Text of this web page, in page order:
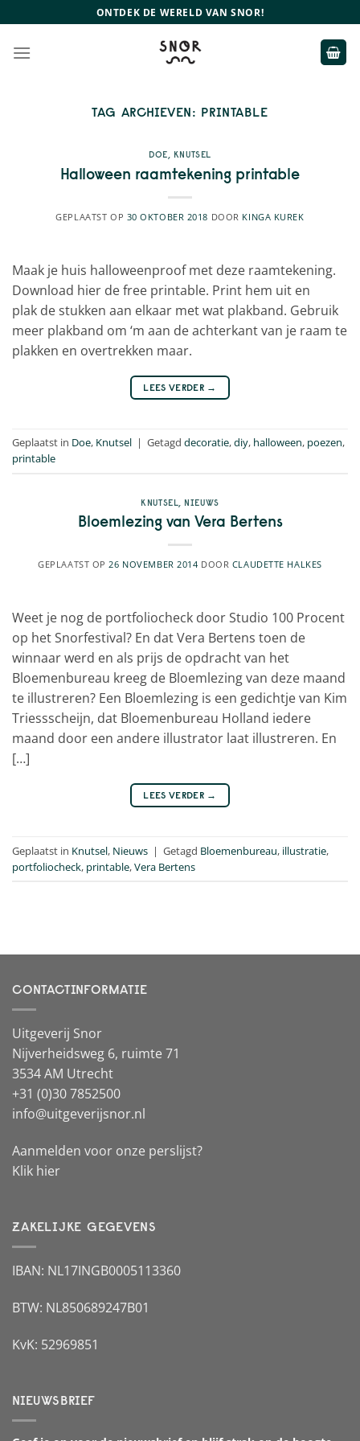
naar
inhoud
ONTDEK DE WERELD VAN SNOR!
TAG ARCHIEVEN: PRINTABLE
DOE, KNUTSEL
Halloween raamtekening printable
GEPLAATST OP 30 OKTOBER 2018 DOOR KINGA KUREK
Maak je huis halloweenproof met deze raamtekening.
Download hier de free printable. Print hem uit en
plak de stukken aan elkaar met wat plakband. Gebruik
meer plakband om ‘m aan de achterkant van je raam te
plakken en overtrekken maar.
LEES VERDER →
Geplaatst in Doe, Knutsel | Getagd decoratie,diy, halloween, poezen,
printable
KNUTSEL NIEUWS
Bloemlezing van Vera Bertens
GEPLAATST OP26 NOVEMBER 2014 DOOR CLAUDETTE HALKES
Weet je nog de portfoliocheck door Studio 100 Procent
op het Snorfestival? En dat Vera Bertens toen de
winnaar werd en als prijs de opdracht van het
Bloemenbureau kreeg de Bloemlezing van deze maand
te illustreren? Een Bloemlezing is een gedichtje van Kim
Triessscheijn, dat Bloemenbureau Holland iedere
maand door een andere illustrator laat illustreren. En
[…]
LEES VERDER →
Geplaatst in Knutsel, Nieuws | Getagd Bloemenbureau, illustratie,
portfoliocheck, printable,Vera Bertens
CONTACTINFORMATIE
Uitgeverij Snor
Nijverheidsweg 6, ruimte 71
3534 AM Utrecht
+31 (0)30 7852500
info@uitgeverijsnor.nl
Aanmelden voor onze perslijst?
Klik hier
ZAKELIJKE GEGEVENS
IBAN: NL17INGB0005113360
BTW: NL850689247B01
KvK: 52969851
NIEUWSBRIEF